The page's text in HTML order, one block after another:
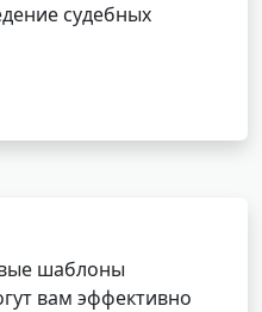
судебных
шаблоны
вам эффективно